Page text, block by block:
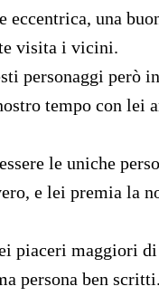
eccentrica, una
visita i vicini.
personaggi però
tempo con lei
le uniche
e lei premia la
piaceri maggiori
persona ben scritti.